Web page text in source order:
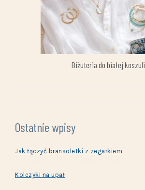
Biżuteria do białej koszuli
Ostatnie wpisy
Jak łączyć bransoletki z zegarkiem
Kolczyki na upał